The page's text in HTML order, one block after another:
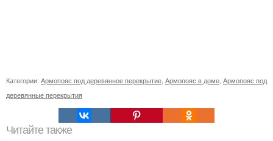
Категории: Армопояс под деревянное перекрытие Армопояс в доме Армопояс под
деревянные перекрытия
Читайте также